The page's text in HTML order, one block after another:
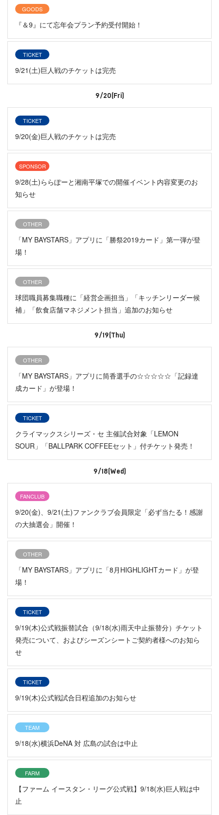
GOODS
『＆9』にて忘年会プラン予約受付開始！
TICKET
9/21(土)巨人戦のチケットは完売
9/20(Fri)
TICKET
9/20(金)巨人戦のチケットは完売
SPONSOR
9/28(土)ららぽーと湘南平塚での開催イベント内容変更のお
知らせ
OTHER
「MY BAYSTARS」アプリに「勝祭2019カード」第一弾が登
場！
OTHER
球団職員募集職種に「経営企画担当」「キッチンリーダー候
補」「飲食店舗マネジメント担当」追加のお知らせ
9/19(Thu)
OTHER
「MY BAYSTARS」アプリに筒香選手の☆☆☆☆☆「記録達
成カード」が登場！
TICKET
クライマックスシリーズ・セ 主催試合対象「LEMON
SOUR」「BALLPARK COFFEEセット」付チケット発売！
9/18(Wed)
FANCLUB
9/20(金)、9/21(土)ファンクラブ会員限定「必ず当たる！感謝
の大抽選会」開催！
OTHER
「MY BAYSTARS」アプリに「8月HIGHLIGHTカード」が登
場！
TICKET
9/19(木)公式戦振替試合（9/18(水)雨天中止振替分）チケット
発売について、およびシーズンシートご契約者様へのお知ら
せ
TICKET
9/19(木)公式戦試合日程追加のお知らせ
TEAM
9/18(水)横浜DeNA 対 広島の試合は中止
FARM
【ファーム イースタン・リーグ公式戦】9/18(水)巨人戦は中
止